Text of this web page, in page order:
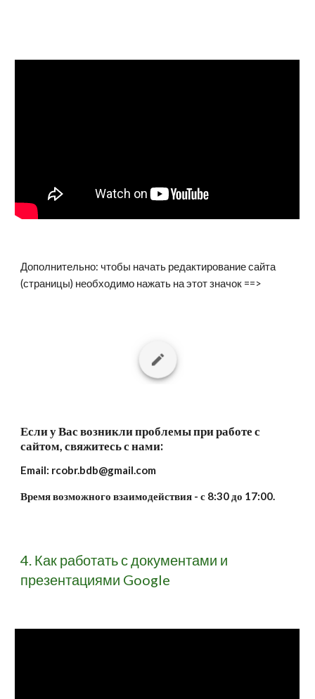
Дополнительно: чтобы начать редактирование сайта
(страницы) необходимо нажать на этот значок ==>
Если у Вас возникли проблемы при работе с
сайтом, свяжитесь с нами:
Email: rcobr.bdb@gmail.com
Время возможного взаимодействия - с 8:30 до 17:00.
4. Как работать с документами и
презентациями Google